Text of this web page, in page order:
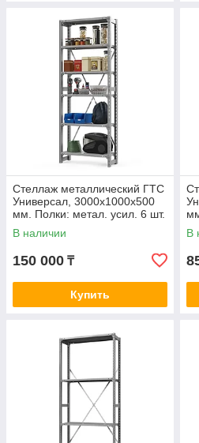
Стеллаж металлический ГТС
Универсал, 3000x1000x500
мм. Полки: метал. усил. 6 шт.
(ТСУ 30100562)
В наличии
150 000 ₸
Купить
В